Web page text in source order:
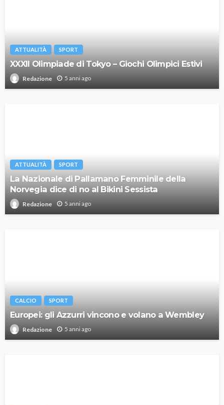
ATTUALITÀ SPORT
XXXII Olimpiade di Tokyo – Giochi Olimpici Estivi
Redazione 5 anni ago
ATTUALITÀ SPORT
La Nazionale di Pallamano Femminile della
Norvegia dice di no al Bikini Sessista
Redazione 5 anni ago
CALCIO SPORT
Europei: gli Azzurri vincono e volano a Wembley
Redazione 5 anni ago